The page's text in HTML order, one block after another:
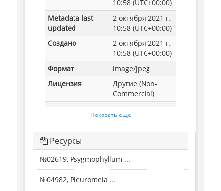
10:58 (UTC+00:00)
Metadata last
updated
2 октября 2021 г.,
10:58 (UTC+00:00)
Создано
2 октября 2021 г.,
10:58 (UTC+00:00)
Формат
image/jpeg
Лицензия
Другие (Non-
Commercial)
Показать еще
Ресурсы
№02619, Psygmophyllum ...
№04982, Pleuromeia ...